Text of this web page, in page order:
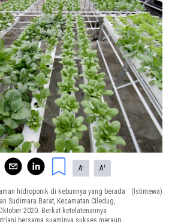
A- A+
hidroponik di kebunnya yang berada
Sudimara Barat, Kecamatan Ciledug,
2020. Berkat ketelatenannya
bersama suaminya sukses meraup
(Istimewa)